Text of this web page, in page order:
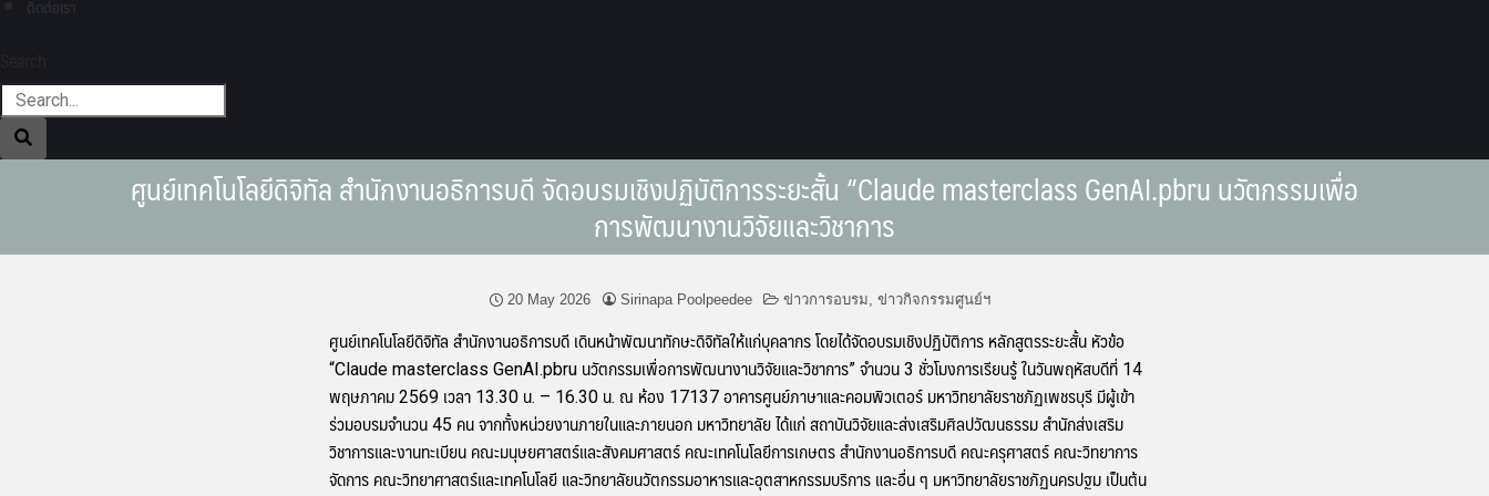
ติดต่อเรา
ศูนย์เทคโนโลยีดิจิทัล สำนักงานอธิการบดี จัดอบรมเชิงปฏิบัติการระยะสั้น “Claude masterclass GenAI.pbru นวัตกรรมเพื่อ
การพัฒนางานวิจัยและวิชาการ
20 May 2026 Sirinapa Poolpeedee ข่าวการอบรม, ข่าวกิจกรรมศูนย์ฯ
ศูนย์เทคโนโลยีดิจิทัล สำนักงานอธิการบดี เดินหน้าพัฒนาทักษะดิจิทัลให้แก่บุคลากร โดยได้จัดอบรมเชิงปฏิบัติการ หลักสูตรระยะสั้น หัวข้อ
“Claude masterclass GenAI.pbru นวัตกรรมเพื่อการพัฒนางานวิจัยและวิชาการ” จำนวน 3 ชั่วโมงการเรียนรู้ ในวันพฤหัสบดีที่ 14
พฤษภาคม 2569 เวลา 13.30 น. – 16.30 น. ณ ห้อง 17137 อาคารศูนย์ภาษาและคอมพิวเตอร์ มหาวิทยาลัยราชภัฏเพชรบุรี มีผู้เข้า
ร่วมอบรมจำนวน 45 คน จากทั้งหน่วยงานภายในและภายนอก มหาวิทยาลัย ได้แก่ สถาบันวิจัยและส่งเสริมศิลปวัฒนธรรม สำนักส่งเสริม
วิชาการและงานทะเบียน คณะมนุษยศาสตร์และสังคมศาสตร์ คณะเทคโนโลยีการเกษตร สำนักงานอธิการบดี คณะครุศาสตร์ คณะวิทยาการ
จัดการ คณะวิทยาศาสตร์และเทคโนโลยี และวิทยาลัยนวัตกรรมอาหารและอุตสาหกรรมบริการ และอื่น ๆ มหาวิทยาลัยราชภัฏนครปฐม เป็นต้น